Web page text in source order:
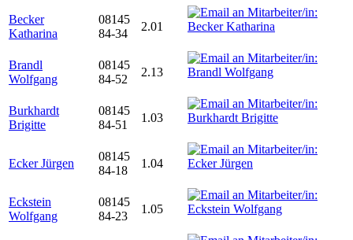
Becker
Katharina
08145
84-34
2.01
Brandl
Wolfgang
08145
84-52
2.13
Burkhardt
Brigitte
08145
84-51
1.03
Ecker Jürgen
08145
84-18
1.04
Eckstein
Wolfgang
08145
84-23
1.05